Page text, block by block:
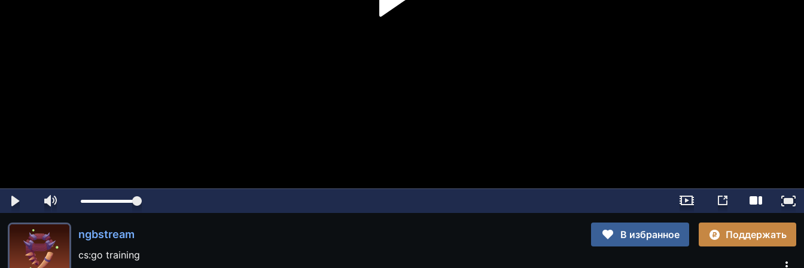
ngbstream В избранное
Поддержать
cs:go training